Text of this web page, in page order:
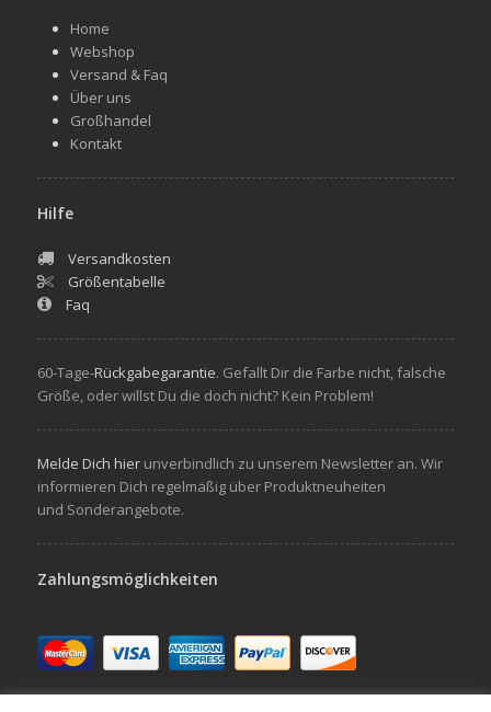
Home
Webshop
Versand & Faq
Über uns
Großhandel
Kontakt
Hilfe
Versandkosten
Größentabelle
Faq
60-Tage-Rückgabegarantie. Gefallt Dir die Farbe nicht, falsche
Größe, oder willst Du die doch nicht? Kein Problem!
Melde Dich hierunverbindlich zu unserem Newsletter an. Wir
informieren Dich regelmäßig über Produktneuheiten
und Sonderangebote.
Zahlungsmöglichkeiten